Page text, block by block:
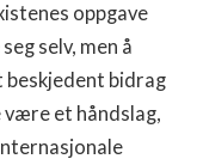
oppgave
selv, men å
beskjedent bidrag
et håndslag,